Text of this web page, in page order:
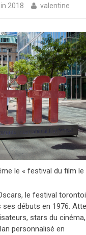
2018 valentine
le « festival du film le
le festival
ses débuts en 1976.
stars du
personnalisé en